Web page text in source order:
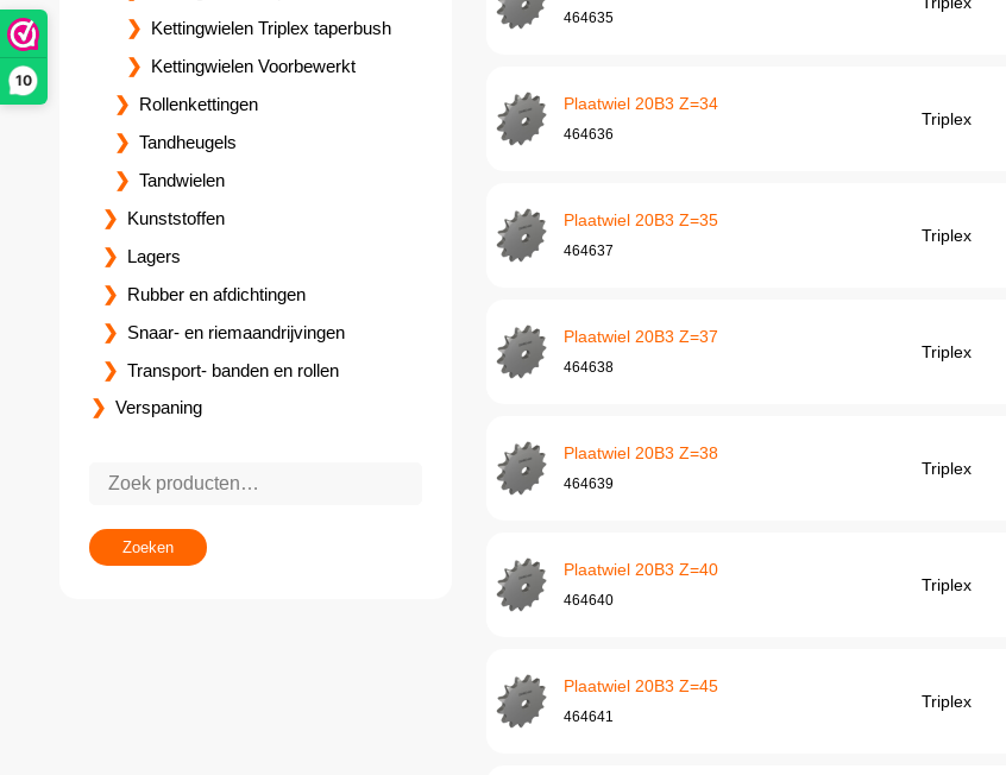
10
464635
Plaatwiel 20B3 Z=34
464636
Triplex
Plaatwiel 20B3 Z=35
464637
Triplex
Plaatwiel 20B3 Z=37
464638
Triplex
Plaatwiel 20B3 Z=38
464639
Triplex
Plaatwiel 20B3 Z=40
464640
Triplex
Plaatwiel 20B3 Z=45
464641
Triplex
Kettingwielen Triplex taperbush
Kettingwielen Voorbewerkt
Rollenkettingen
Tandheugels
Tandwielen
Kunststoffen
Lagers
Rubber en afdichtingen
Snaar- en riemaandrijvingen
Transport- banden en rollen
Verspaning
Zoeken